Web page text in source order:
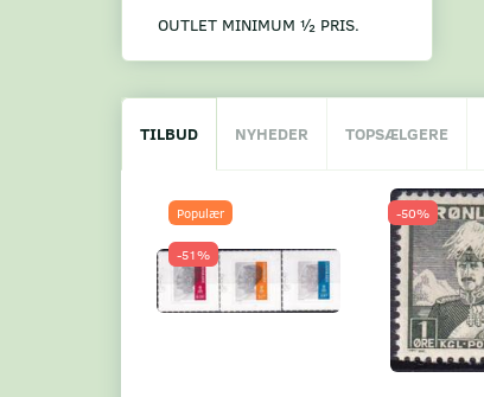
OUTLET MINIMUM ½ PRIS.
TILBUD NYHEDER TOPSÆLGERE
Populær
-51%
-50%